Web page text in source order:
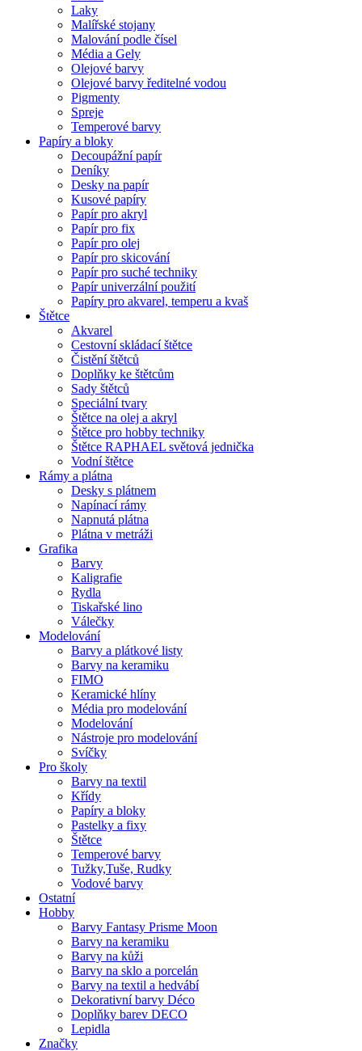
Laky
Malířské stojany
Malování podle čísel
Média a Gely
Olejové barvy
Olejové barvy ředitelné vodou
Pigmenty
Spreje
Temperové barvy
Papíry a bloky
Decoupážní papír
Deníky
Desky na papír
Kusové papíry
Papír pro akryl
Papír pro fix
Papír pro olej
Papír pro skicování
Papír pro suché techniky
Papír univerzální použití
Papíry pro akvarel, temperu a kvaš
Štětce
Akvarel
Cestovní skládací štětce
Čistění štětců
Doplňky ke štětcům
Sady štětců
Speciální tvary
Štětce na olej a akryl
Štětce pro hobby techniky
Štětce RAPHAEL světová jednička
Vodní štětce
Rámy a plátna
Desky s plátnem
Napínací rámy
Napnutá plátna
Plátna v metráži
Grafika
Barvy
Kaligrafie
Rydla
Tiskařské lino
Válečky
Modelování
Barvy a plátkové listy
Barvy na keramiku
FIMO
Keramické hlíny
Média pro modelování
Modelování
Nástroje pro modelování
Svíčky
Pro školy
Barvy na textil
Křídy
Papíry a bloky
Pastelky a fixy
Štětce
Temperové barvy
Tužky,Tuše, Rudky
Vodové barvy
Ostatní
Hobby
Barvy Fantasy Prisme Moon
Barvy na keramiku
Barvy na kůži
Barvy na sklo a porcelán
Barvy na textil a hedvábí
Dekorativní barvy Déco
Doplňky barev DECO
Lepidla
Značky